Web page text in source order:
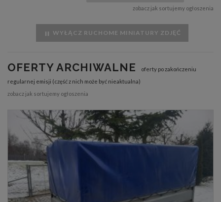
zobacz jak sortujemy ogłoszenia
WYŁĄCZ RUCHOME MINIATURY ZDJĘĆ
OFERTY ARCHIWALNE
oferty po zakończeniu
regularnej emisji (część z nich może być nieaktualna)
zobacz jak sortujemy ogłoszenia